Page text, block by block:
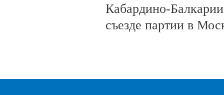
Кабардино-
съезде партии в